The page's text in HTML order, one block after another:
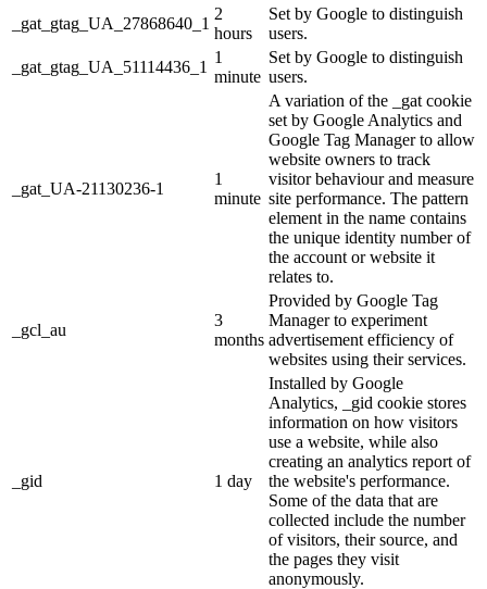
_gat_gtag_UA_27868640_1
2
hours
Set by Google to distinguish
users.
_gat_gtag_UA_51114436_1
1
minute
Set by Google to distinguish
users.
_gat_UA-21130236-1
1
minute
A variation of the _gat cookie
set by Google Analytics and
Google Tag Manager to allow
website owners to track
visitor behaviour and measure
site performance. The pattern
element in the name contains
the unique identity number of
the account or website it
relates to.
_gcl_au
3
months
Provided by Google Tag
Manager to experiment
advertisement efficiency of
websites using their services.
_gid 1 day
Installed by Google
Analytics, _gid cookie stores
information on how visitors
use a website, while also
creating an analytics report of
the website's performance.
Some of the data that are
collected include the number
of visitors, their source, and
the pages they visit
anonymously.